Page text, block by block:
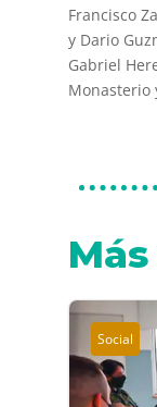
Francisco
y Dario
Gabriel
Monasterio
Social